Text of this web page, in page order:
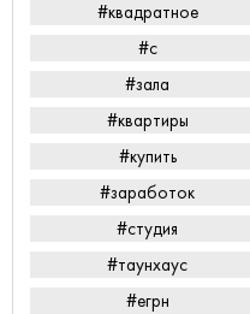
#квадратное
#с
#зала
#квартиры
#купить
#заработок
#студия
#таунхаус
#егрн